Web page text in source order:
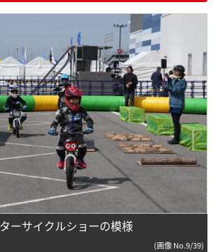
ーサイクルショーの模様
(画像 No.9/39)